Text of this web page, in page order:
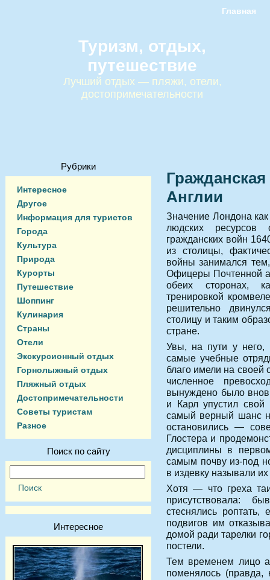
Главная
Туризм, отдых,
путешествие
Лучший отдых — пляжи, отели,
достопримечательности
Рубрики
Интересное
Другое
Информация для туристов
Города
Культура
Природа
Курорты
Путешествие
Шоппинг
Кулинария
Страны
Отели
Экскурсионный отдых
Горнолыжный отдых
Пляжный отдых
Достопримечательности
Советы туристам
Разное
Поиск по сайту
Интересное
Англии
Значение Лондона
людских
гражданских войн
из столицы,
войны занимался
Офицеры Почтенной
обеих сторонах,
тренировкой
решительно
столицу и таким
стране.
Увы, на пути у него,
самые учебные
благо имели на своей
численное
вынуждено было
и Карл упустил
самый верный шанс
остановились —
Глостера и
дисциплины в
самым почву из-под
в издевку называли
Хотя — что греха
присутствовала:
стеснялись
подвигов им
домой ради тарелки
постели.
Тем временем лицо
поменялось (правда,